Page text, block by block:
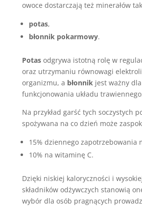
owoce dostarczają też minerałów
potas,
błonnik pokarmowy.
Potasodgrywa istotną rolę w
oraz utrzymaniu równowagi
organizmu, a błonnikjest ważny
funkcjonowania układu
Na przykład garść tych soczystych
spożywana na co dzień może
15% dziennego zapotrzebowania
10% na witaminę C.
Dzięki niskiej kaloryczności i
składników odżywczych stanowią
wybór dla osób pragnących